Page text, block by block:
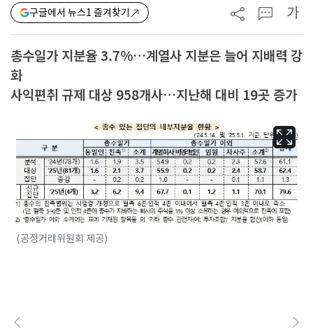
구글에서 뉴스1 즐겨찾기 가
총수일가 지분율 3.7%…계열사 지분은 늘어 지배력 강
화
사익편취 규제 대상 958개사…지난해 대비 19곳 증가
(공정거래위원회 제공)